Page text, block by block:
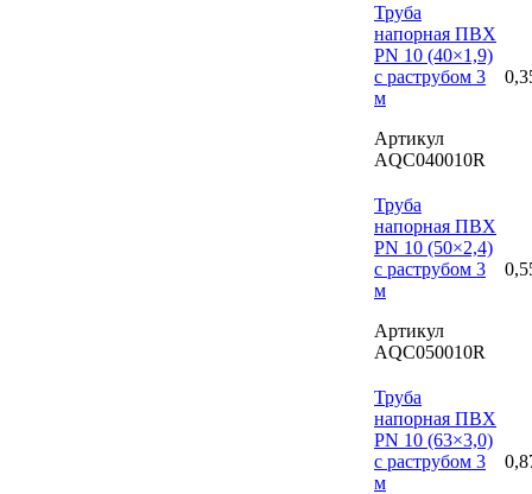
Труба
напорная ПВХ
PN 10 (40×1,9)
с раструбом 3
м
Артикул
AQC040010R
Труба
напорная ПВХ
PN 10 (50×2,4)
с раструбом 3
м
Артикул
AQC050010R
Труба
напорная ПВХ
PN 10 (63×3,0)
с раструбом 3
м